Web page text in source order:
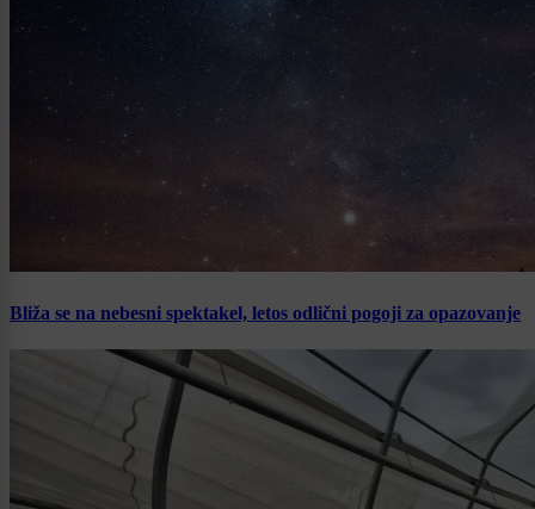
Bliža se na nebesni spektakel, letos odlični pogoji za opazovanje